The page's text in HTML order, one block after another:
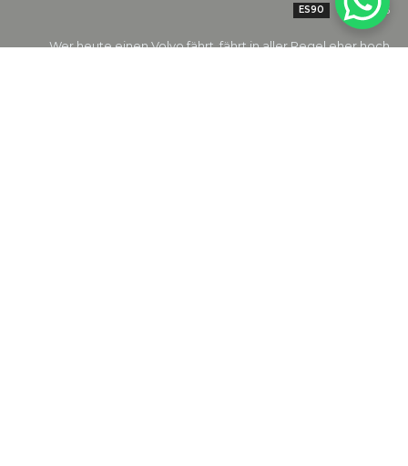
ES90 06. 08. 2026
Wer heute einen Volvo fährt, fährt in aller Regel eher hoch